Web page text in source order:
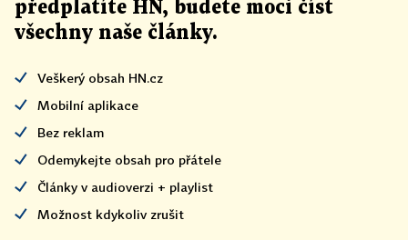
předplatíte HN, budete moci číst
všechny naše články.
Veškerý obsah HN.cz
Mobilní aplikace
Bez reklam
Odemykejte obsah pro přátele
Články v audioverzi + playlist
Možnost kdykoliv zrušit